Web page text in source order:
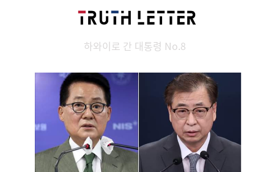
하와이로 간 대통령 No.8